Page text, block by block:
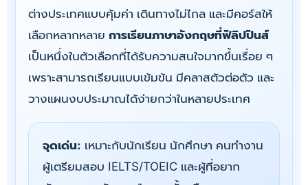
ต่างประเทศแบบคุ้มค่า เดินทางไม่ไกล และมีคอร์สให้
เลือกหลากหลาย การเรียนภาษาอังกฤษที่ฟิลิปปินส์
เป็นหนึ่งในตัวเลือกที่ได้รับความสนใจมากขึ้นเรื่อย ๆ
เพราะสามารถเรียนแบบเข้มข้น มีคลาสตัวต่อตัว และ
วางแผนงบประมาณได้ง่ายกว่าในหลายประเทศ
จุดเด่น: เหมาะกับนักเรียน นักศึกษา คนทำงาน
ผู้เตรียมสอบ IELTS/TOEIC และผู้ที่อยาก